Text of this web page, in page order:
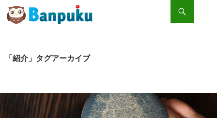
検索
コンテンツへスキップ
「紹介」タグアーカイブ